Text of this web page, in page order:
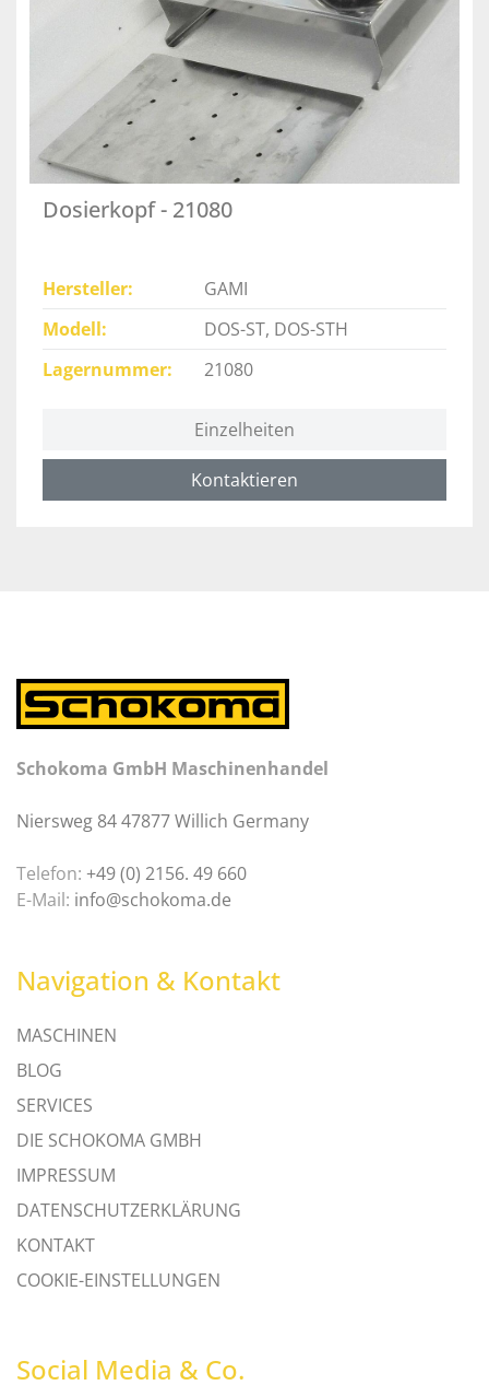
Dosierkopf - 21080
Hersteller
GAMI
Modell
DOS-ST, DOS-STH
Lagernummer
21080
Einzelheiten
Kontaktieren
Schokoma GmbH Maschinenhandel
Niersweg 84 47877 Willich Germany
Telefon: +49 (0) 2156. 49 660
E-Mail: info@schokoma.de
Navigation & Kontakt
MASCHINEN
BLOG
SERVICES
DIE SCHOKOMA GMBH
IMPRESSUM
DATENSCHUTZERKLÄRUNG
KONTAKT
COOKIE-EINSTELLUNGEN
Social Media & Co.